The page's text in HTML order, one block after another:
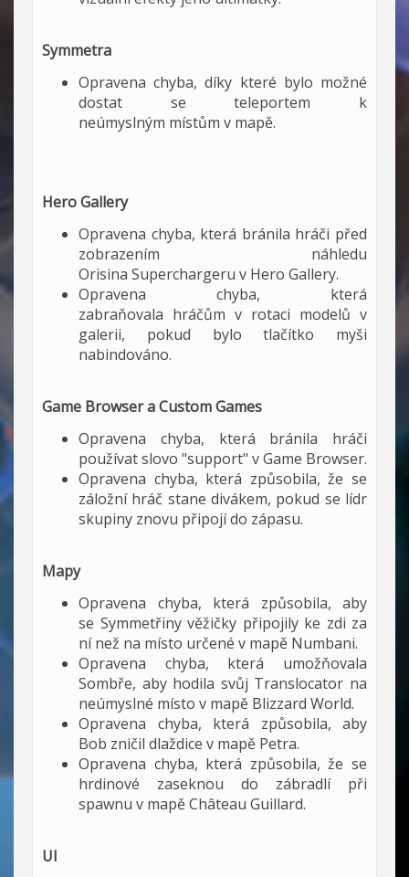
Symmetra
Opravena chyba, díky které bylo možné
dostat se teleportem k
neúmyslným místům v mapě.
Hero Gallery
Opravena chyba, která bránila hráči před
zobrazením náhledu
Orisina Superchargeru v Hero Gallery.
Opravena chyba, která
zabraňovala hráčům v rotaci modelů v
galerii, pokud bylo tlačítko myši
nabindováno.
Game Browser a Custom Games
Opravena chyba, která bránila hráči
používat slovo "support" v Game Browser.
Opravena chyba, která způsobila, že se
záložní hráč stane divákem, pokud se lídr
skupiny znovu připojí do zápasu.
Mapy
Opravena chyba, která způsobila, aby
se Symmetřiny věžičky připojily ke zdi za
ní než na místo určené v mapě Numbani.
Opravena chyba, která umožňovala
Sombře, aby hodila svůj Translocator na
neúmyslné místo v mapě Blizzard World.
Opravena chyba, která způsobila, aby
Bob zničil dlaždice v mapě Petra.
Opravena chyba, která způsobila, že se
hrdinové zaseknou do zábradlí při
spawnu v mapě Château Guillard.
UI